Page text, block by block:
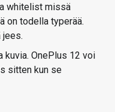
whitelist missä
on todella typerää.
jees.
kuvia. OnePlus 12 voi
sitten kun se